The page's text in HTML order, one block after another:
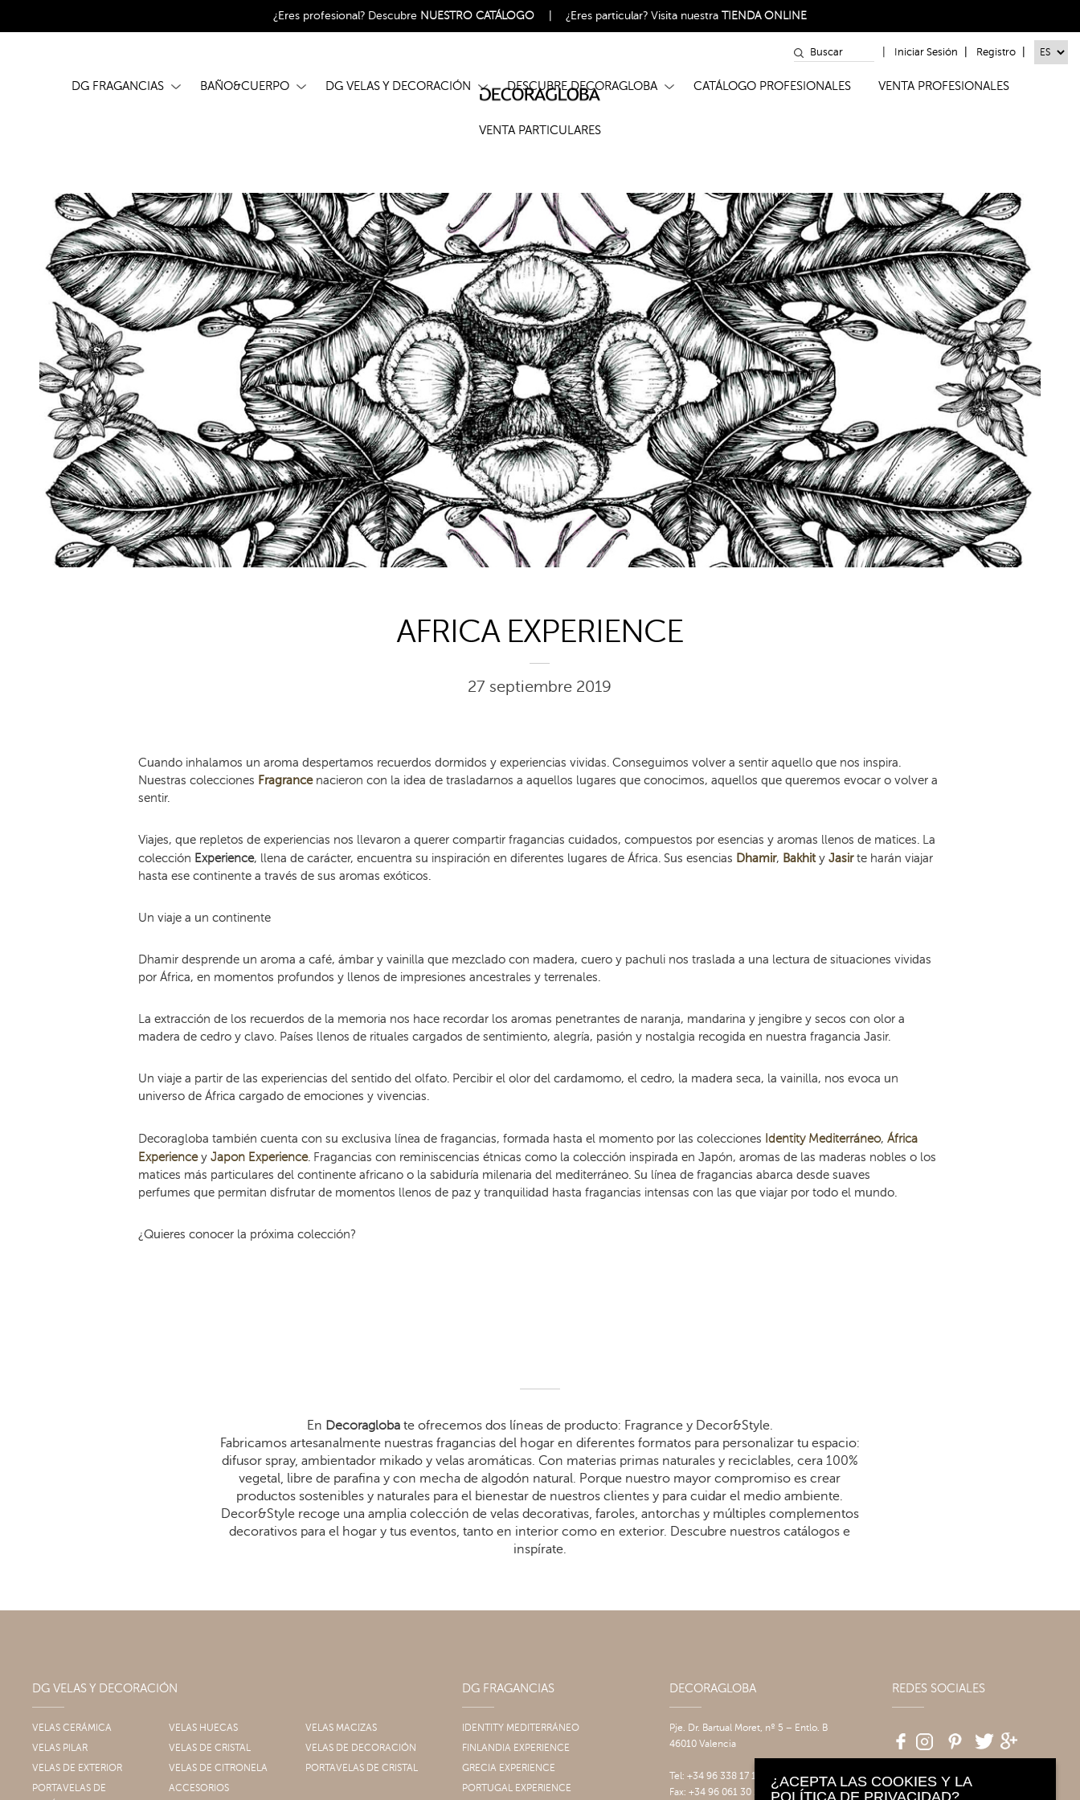
¿Eres profesional? Descubre NUESTRO CATÁLOGO ¿Eres particular?Visita nuestraTIENDA ONLINE
Iniciar Sesión Registro
DG FRAGANCIAS BAÑO&CUERPO DG VELAS Y DECORACIÓN DESCUBRE DECORAGLOBA CATÁLOGO PROFESIONALES VENTA PROFESIONALES
VENTA PARTICULARES
AFRICA EXPERIENCE
27 septiembre 2019
Cuando inhalamos un aroma despertamos recuerdos dormidos y experiencias vividas. Conseguimos volver a sentir aquello que nos inspira.
Nuestras colecciones Fragrancenacieron con la idea de trasladarnos a aquellos lugares que conocimos, aquellos que queremos evocar o volver a
sentir.
Viajes, que repletos de experiencias nos llevaron a querer compartir fragancias cuidados, compuestos por esencias y aromas llenos de matices. La
colección Experience, llena de carácter, encuentra su inspiración en diferentes lugares de África. Sus esencias Dhamir, Bakhity Jasirte harán viajar
hasta ese continente a través de sus aromas exóticos.
Un viaje a un continente
Dhamir desprende un aroma a café, ámbar y vainilla que mezclado con madera, cuero y pachuli nos traslada a una lectura de situaciones vividas
por África, en momentos profundos y llenos de impresiones ancestrales y terrenales.
La extracción de los recuerdos de la memoria nos hace recordar los aromas penetrantes de naranja, mandarina y jengibre y secos con olor a
madera de cedro y clavo. Países llenos de rituales cargados de sentimiento, alegría, pasión y nostalgia recogida en nuestra fragancia Jasir.
Un viaje a partir de las experiencias del sentido del olfato. Percibir el olor del cardamomo, el cedro, la madera seca, la vainilla, nos evoca un
universo de África cargado de emociones y vivencias.
Decoragloba también cuenta con su exclusiva línea de fragancias, formada hasta el momento por las colecciones Identity Mediterráneo, África
Experience y Japon Experience. Fragancias con reminiscencias étnicas como la colección inspirada en Japón, aromas de las maderas nobles o los
matices más particulares del continente africano o la sabiduría milenaria del mediterráneo. Su línea de fragancias abarca desde suaves
perfumes que permitan disfrutar de momentos llenos de paz y tranquilidad hasta fragancias intensas con las que viajar por todo el mundo.
¿Quieres conocer la próxima colección?
En Decoraglobate ofrecemos dos líneas de producto: Fragrance y Decor&Style.
Fabricamos artesanalmente nuestras fragancias del hogar en diferentes formatos para personalizar tu espacio:
difusor spray, ambientador mikado y velas aromáticas. Con materias primas naturales y reciclables, cera 100%
vegetal, libre de parafina y con mecha de algodón natural. Porque nuestro mayor compromiso es crear
productos sostenibles y naturales para el bienestar de nuestros clientes y para cuidar el medio ambiente.
Decor&Style recoge una amplia colección de velas decorativas, faroles, antorchas y múltiples complementos
decorativos para el hogar y tus eventos, tanto en interior como en exterior. Descubre nuestros catálogos e
inspírate.
DG VELAS Y DECORACIÓN
VELAS CERÁMICA VELAS HUECAS
VELAS MACIZAS
VELAS PILAR
VELAS DE CRISTAL
VELAS DE DECORACIÓN
VELAS DE EXTERIOR
VELAS DE CITRONELA
PORTAVELAS DE CRISTAL
PORTAVELAS DE
ACCESORIOS
DG FRAGANCIAS
IDENTITY MEDITERRÁNEO
FINLANDIA EXPERIENCE
GRECIA EXPERIENCE
PORTUGAL EXPERIENCE
DECORAGLOBA
Pje. Dr. Bartual Moret, nº 5 – Entlo. B
46010 Valencia
Tel: +34 96 338 17 17
Fax: +34 96 061 30 14
REDES SOCIALES
¿ACEPTA LAS COOKIES Y LA
POLÍTICA DE PRIVACIDAD?